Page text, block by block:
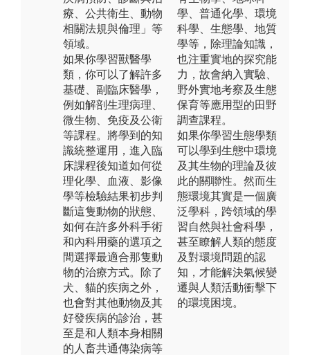
療、公共衛生、動物
相關法規與倫理」等
領域。
如果你學習獸醫學
類，你可以了解許多
基礎、副臨床醫學，
例如解剖生理病理、
微生物、免疫及公衛
等課程。將學到的知
識統整運用，進入臨
床課程後知道如何從
理化學、血液、影像
學等檢驗結果初步判
斷這隻動物的狀態、
如何在許多外科手術
和內科用藥的選項之
間選擇最適合那隻動
物的治療方式。除了
犬、貓的疾病之外，
也會對其他動物及其
好發疾病的診治，甚
至是和人類本身相關
的人畜共通傳染病等
學、普通化學、環境
科學、生態學、地質
學等，除理論知識，
也注重實地的探究能
力，故會納入實驗、
野外實地考察及生態
保育等應用型的田野
調查課程。
如果你學習生態學類
可以學到生態中環境
及其生物的理論及彼
此的關聯性。然而生
態環境其實是一個廣
泛學科，跨領域的學
習自然與社會科學，
甚至瞭解人類的態度
及對環境問題的認
知，才能解決氣候變
遷與人類活動衝擊下
的環境困境。